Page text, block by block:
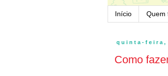
Início Quem
quinta-feira,
Como